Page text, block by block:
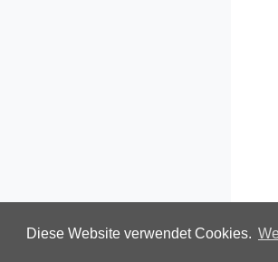
Diese Website verwendet Cookies.